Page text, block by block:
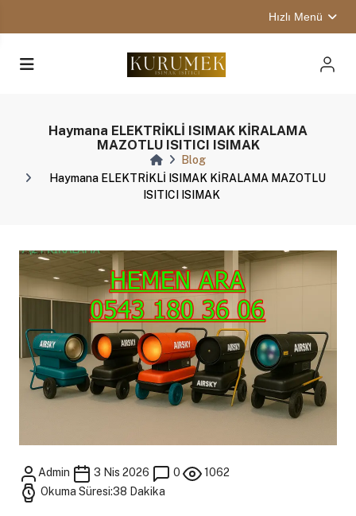
Hızlı Menü
Haymana ELEKTRİKLİ ISIMAK KİRALAMA
MAZOTLU ISITICI ISIMAK
Blog
Haymana ELEKTRİKLİ ISIMAK KİRALAMA MAZOTLU
ISITICI ISIMAK
Admin 3 Nis 2026 0
1062
Okuma Süresi:38 Dakika